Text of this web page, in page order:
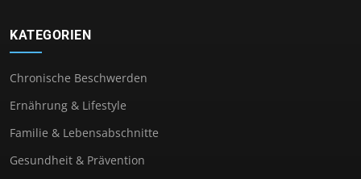
KATEGORIEN
Chronische Beschwerden
Ernährung & Lifestyle
Familie & Lebensabschnitte
Gesundheit & Prävention